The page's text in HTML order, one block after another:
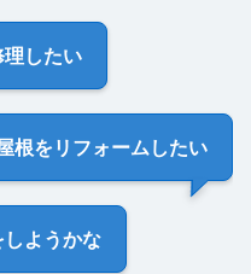
したい
根をリフォームしたい
しようかな